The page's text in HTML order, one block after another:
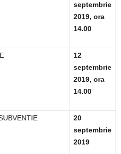
septembrie
2019, ora
14.00
12
septembrie
2019, ora
14.00
20
septembrie
2019